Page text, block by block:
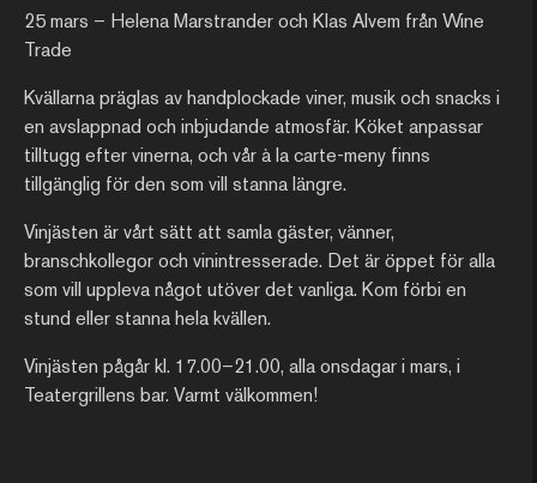
25 mars – Helena Marstrander och Klas Alvem från Wine
Trade
Kvällarna präglas av handplockade viner, musik och snacks i
en avslappnad och inbjudande atmosfär. Köket anpassar
tilltugg efter vinerna, och vår à la carte-meny finns
tillgänglig för den som vill stanna längre.
Vinjästen är vårt sätt att samla gäster, vänner,
branschkollegor och vinintresserade. Det är öppet för alla
som vill uppleva något utöver det vanliga. Kom förbi en
stund eller stanna hela kvällen.
Vinjästen pågår kl. 17.00–21.00, alla onsdagar i mars, i
Teatergrillens bar. Varmt välkommen!